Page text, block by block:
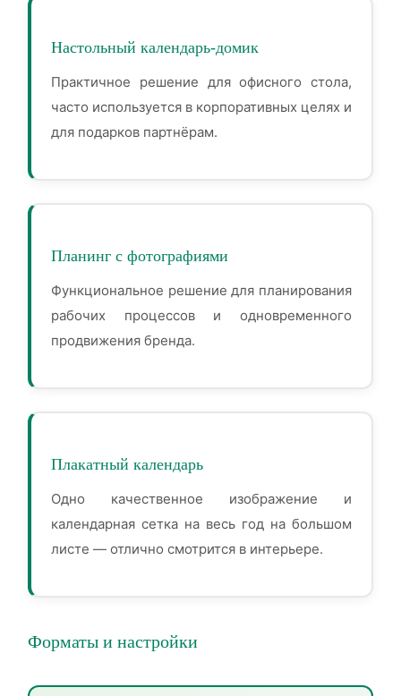
Настольный календарь-домик
Практичное решение для офисного стола,
часто используется в корпоративных целях и
для подарков партнёрам.
Планинг с фотографиями
Функциональное решение для планирования
рабочих процессов и одновременного
продвижения бренда.
Плакатный календарь
Одно качественное изображение и
календарная сетка на весь год на большом
листе — отлично смотрится в интерьере.
Форматы и настройки